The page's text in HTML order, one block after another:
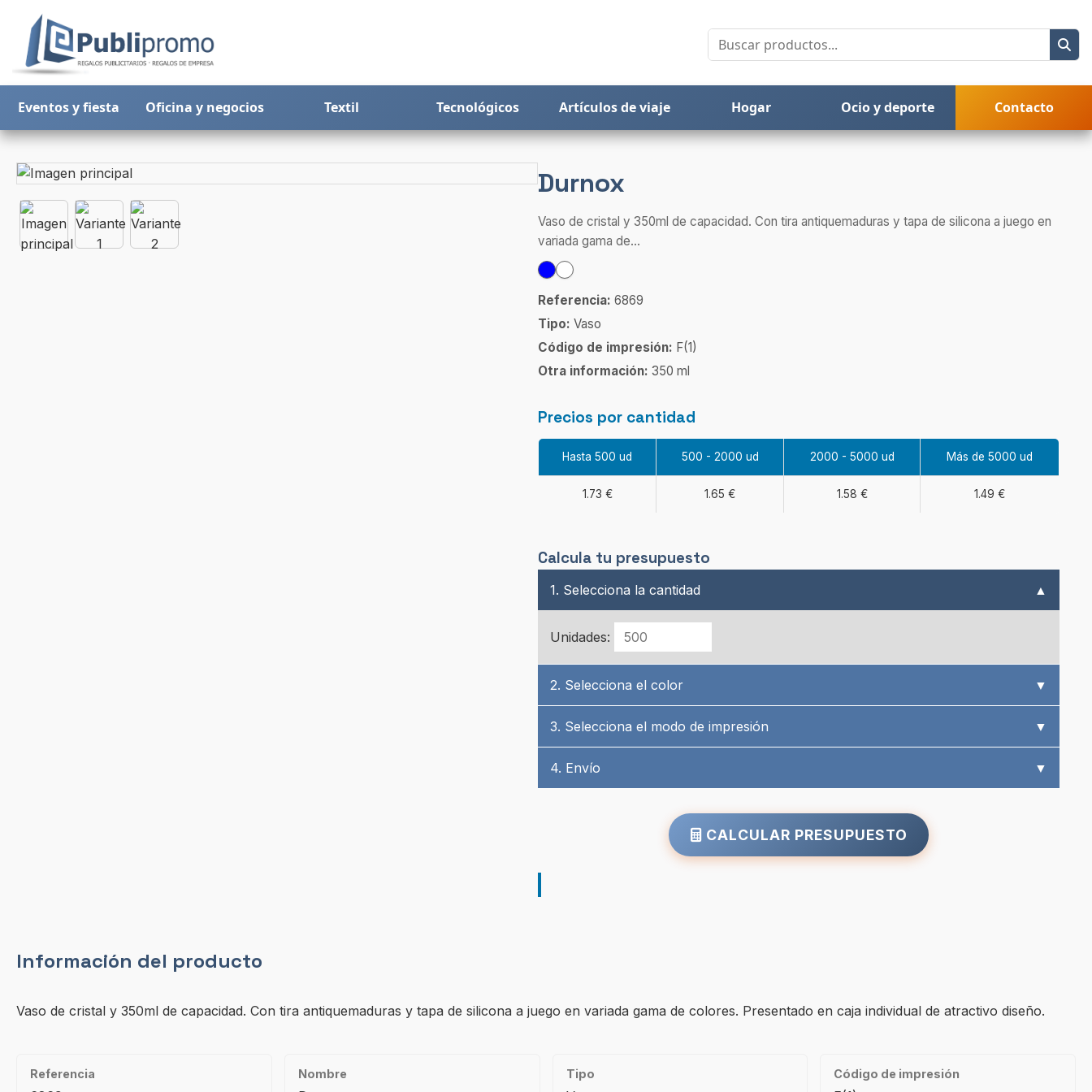
Eventos y fiesta Oficina y negocios Textil Tecnológicos Artículos de viaje Hogar Ocio y deporte Contacto
Durnox
Vaso de cristal y 350ml de capacidad. Con tira antiquemaduras y tapa de silicona a juego en
variada gama de...
Referencia: 6869
Tipo: Vaso
Código de impresión: F(1)
Otra información: 350 ml
Precios por cantidad
Hasta 500 ud 500 - 2000 ud 2000 - 5000 ud Más de 5000 ud
1.73 € 1.65 € 1.58 € 1.49 €
Calcula tu presupuesto
1. Selecciona la cantidad ▲
Unidades:
2. Selecciona el color ▼
3. Selecciona el modo de impresión ▼
4. Envío ▼
CALCULAR PRESUPUESTO
Información del producto
Vaso de cristal y 350ml de capacidad. Con tira antiquemaduras y tapa de silicona a juego en variada gama de colores. Presentado en caja individual de atractivo diseño.
Referencia Nombre Tipo Código de impresión